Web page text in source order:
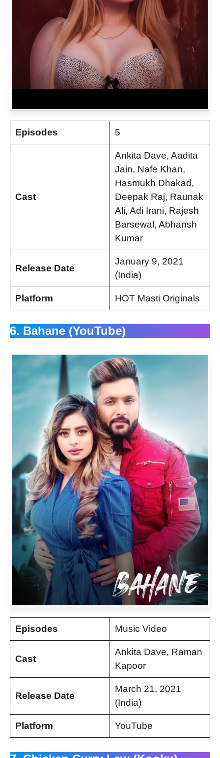
Episodes 5
Cast
Ankita Dave, Aadita
Jain, Nafe Khan,
Hasmukh Dhakad,
Deepak Raj, Raunak
Ali, Adi Irani, Rajesh
Barsewal, Abhansh
Kumar
Release Date
January 9, 2021
(India)
Platform HOT Masti Originals
6. Bahane (YouTube)
Episodes Music Video
Cast
Ankita Dave, Raman
Kapoor
Release Date
March 21, 2021
(India)
Platform YouTube